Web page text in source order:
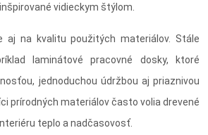
vidieckym štýlom.
aj na kvalitu použitých materiálov. Stále
laminátové pracovné dosky, ktoré
jednoduchou údržbou aj priaznivou
prírodných materiálov často volia drevené
teplo a nadčasovosť.